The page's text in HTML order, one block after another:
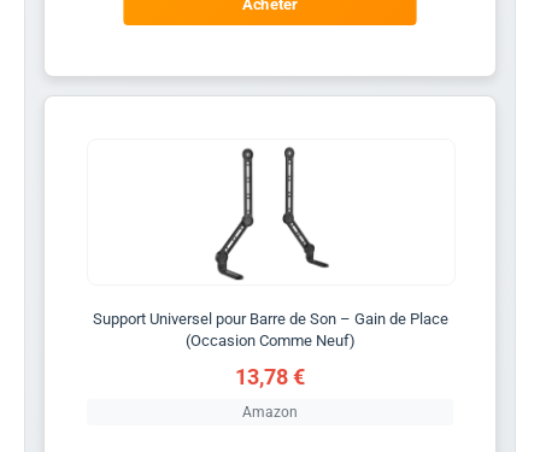
Acheter
Support Universel pour Barre de Son – Gain de Place
(Occasion Comme Neuf)
13,78 €
Amazon